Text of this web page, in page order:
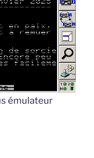
émulateur